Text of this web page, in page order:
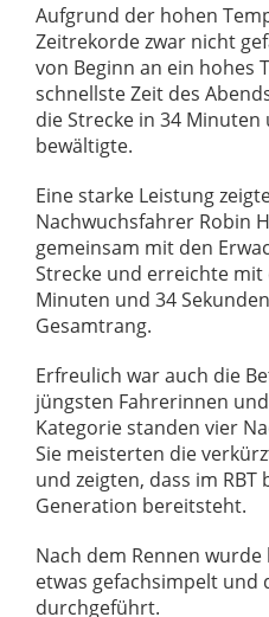
Aufgrund der hohen
Zeitrekorde zwar nicht
von Beginn an ein hohes
schnellste Zeit des
die Strecke in 34 Minuten
bewältigte.
Eine starke Leistung
Nachwuchsfahrer Robin
gemeinsam mit den
Strecke und erreichte mit
Minuten und 34
Gesamtrang.
Erfreulich war auch die
jüngsten Fahrerinnen
Kategorie standen vier
Sie meisterten die
und zeigten, dass im
Generation bereitsteht.
Nach dem Rennen
etwas gefachsimpelt und
durchgeführt.